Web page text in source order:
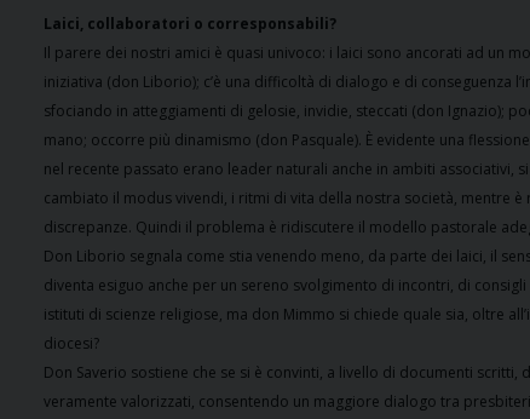
Laici, collaboratori o corresponsabili?
Il parere dei nostri amici è quasi univoco: i laici sono ancorati ad un
iniziativa (don Liborio); c’è una difficoltà di dialogo e di conseguenza
sfociando in atteggiamenti di gelosie, invidie, steccati (don Ignazio);
mano; occorre più dinamismo (don Pasquale). È evidente una
nel recente passato erano leader naturali anche in ambiti associativi,
cambiato il modus vivendi, i ritmi di vita della nostra società, mentre
discrepanze. Quindi il problema è ridiscutere il modello pastorale
Don Liborio segnala come stia venendo meno, da parte dei laici, il
diventa esiguo anche per un sereno svolgimento di incontri, di
istituti di scienze religiose, ma don Mimmo si chiede quale sia, oltre
diocesi?
Don Saverio sostiene che se si è convinti, a livello di documenti
veramente valorizzati, consentendo un maggiore dialogo tra